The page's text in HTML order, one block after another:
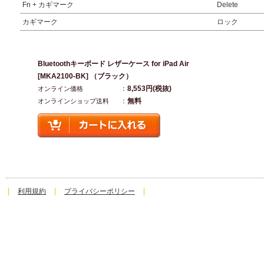
Fn + カギマーク Delete
カギマーク ロック
Bluetoothキーボード レザーケース for iPad Air
[MKA2100-BK] （ブラック）
オンライン価格 ： 8,553円(税抜)
オンラインショップ送料 ： 無料
利用規約 プライバシーポリシー